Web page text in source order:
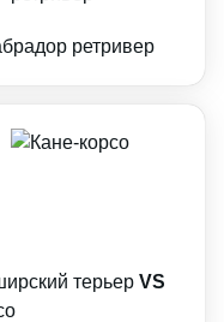
ретривер
терьер VS